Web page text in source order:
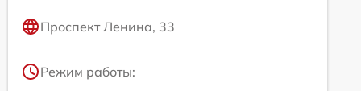
Проспект Ленина, 33
Режим работы: